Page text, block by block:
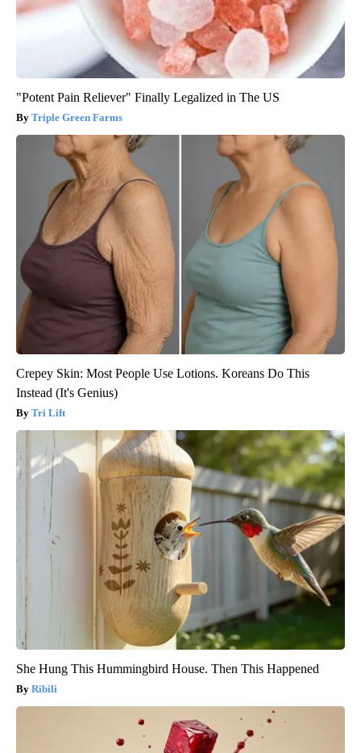
"Potent Pain Reliever" Finally Legalized in The US
Triple Green Farms
Crepey Skin: Most People Use Lotions. Koreans Do This
Instead (It's Genius)
Tri Lift
She Hung This Hummingbird House. Then This Happened
Ribili